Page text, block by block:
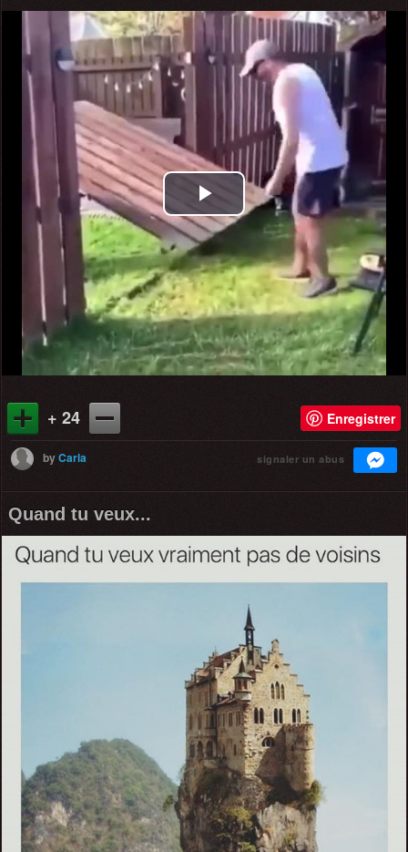
Play
Video
+ 24 Enregistrer
byCarla signaler un abus
Quand tu veux...